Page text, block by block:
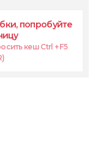
попробуйте
кеш Ctrl + F5